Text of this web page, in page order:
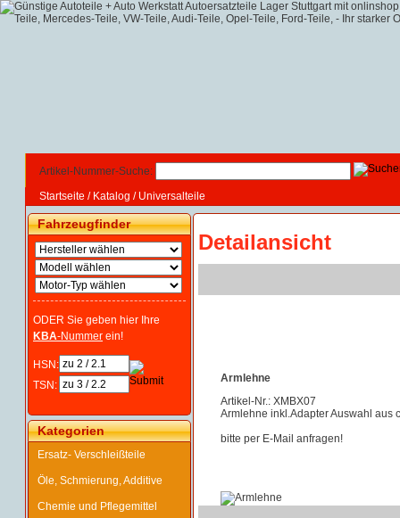
Artikel-Nummer-Suche:
Startseite / Katalog / Universalteile
Fahrzeugfinder
ODER Sie geben hier Ihre
KBA-Nummer ein!
HSN:
TSN:
Kategorien
Ersatz- Verschleißteile
Öle, Schmierung, Additive
Chemie und Pflegemittel
Detailansicht
Armlehne
Artikel-Nr.: XMBX07
Armlehne inkl.Adapter Auswahl aus
bitte per E-Mail anfragen!